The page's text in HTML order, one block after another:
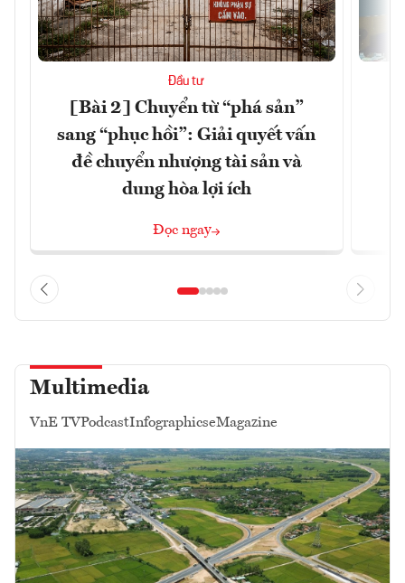
Đầu tư
[Bài 2] Chuyển từ “phá sản”
sang “phục hồi”: Giải quyết vấn
đề chuyển nhượng tài sản và
dung hòa lợi ích
Đọc ngay
Multimedia
VnE TVPodcastInfographicseMagazine